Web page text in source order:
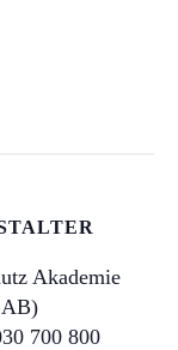
Akademie
700 800